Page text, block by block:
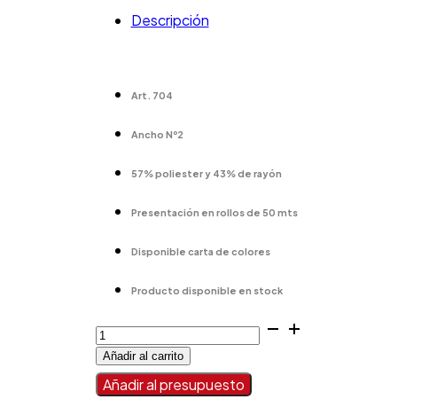
Descripción
Art. 704
Ancho Nº2
57% poliester y 43% de rayón
Presentación en rollos de 50 mts
Disponible carta de colores
Producto disponible en stock
CORDON
TRENZADO
cantidad
Añadir al carrito
Añadir al presupuesto